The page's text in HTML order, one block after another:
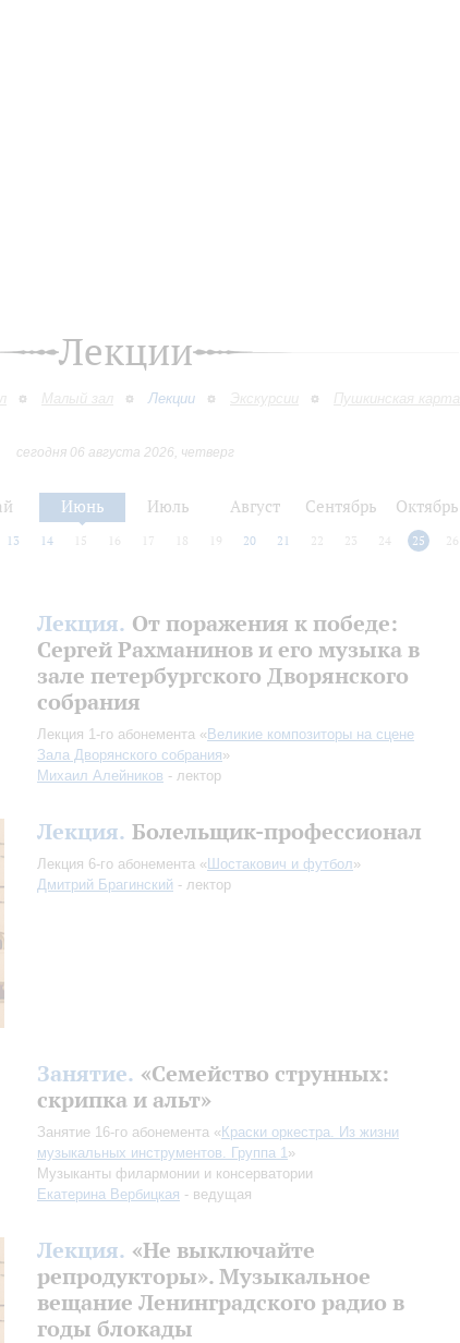
Лекции
Малый зал Лекции Экскурсии Пушкинская карта
сегодня 06 августа 2026, четверг
Июнь Июль Август Сентябрь Октябрь
13 14 15 16 17 18 19 20 21 22 23 24 25 26
Лекция. От поражения к победе:
Сергей Рахманинов и его музыка в
зале петербургского Дворянского
собрания
Лекция 1-го абонемента « Великие композиторы на сцене
Зала Дворянского собрания»
Михаил Алейников - лектор
Лекция. Болельщик-профессионал
Лекция 6-го абонемента « Шостакович и футбол»
Дмитрий Брагинский - лектор
Занятие. «Семейство струнных:
скрипка и альт»
Занятие 16-го абонемента « Краски оркестра. Из жизни
музыкальных инструментов. Группа 1»
Музыканты филармонии и консерватории
Екатерина Вербицкая - ведущая
Лекция. «Не выключайте
репродукторы». Музыкальное
вещание Ленинградского радио в
годы блокады